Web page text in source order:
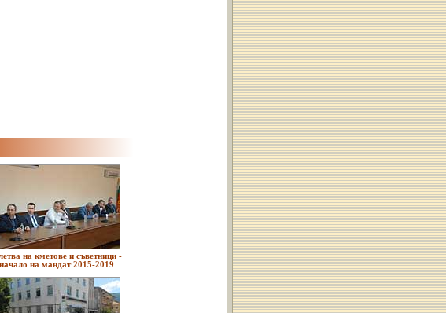
на кметове и съветници -
начало на мандат 2015-2019